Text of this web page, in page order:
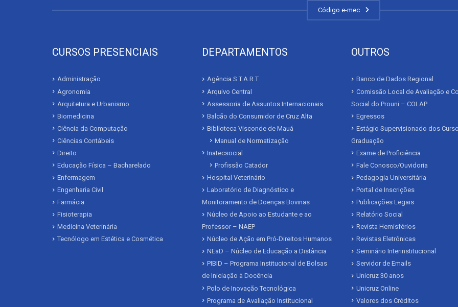
Código e-mec
CURSOS PRESENCIAIS
Administração
Agronomia
Arquitetura e Urbanismo
Biomedicina
Ciência da Computação
Ciências Contábeis
Direito
Educação Física – Bacharelado
Enfermagem
Engenharia Civil
Farmácia
Fisioterapia
Medicina Veterinária
Tecnólogo em Estética e Cosmética
DEPARTAMENTOS
Agência S.T.A.R.T.
Arquivo Central
Assessoria de Assuntos Internacionais
Balcão do Consumidor de Cruz Alta
Biblioteca Visconde de Mauá
Manual de Normatização
Inatecsocial
Profissão Catador
Hospital Veterinário
Laboratório de Diagnóstico e
Monitoramento de Doenças Bovinas
Núcleo de Apoio ao Estudante e ao
Professor – NAEP
Núcleo de Ação em Pró-Direitos Humanos
NEaD – Núcleo de Educação a Distância
PIBID – Programa Institucional de Bolsas
de Iniciação à Docência
Polo de Inovação Tecnológica
Programa de Avaliação Institucional
OUTROS
Banco de Dados Regional
Comissão Local de Avaliação e
Social do Prouni – COLAP
Egressos
Estágio Supervisionado dos
Graduação
Exame de Proficiência
Fale Conosco/Ouvidoria
Pedagogia Universitária
Portal de Inscrições
Publicações Legais
Relatório Social
Revista Hemisférios
Revistas Eletrônicas
Seminário Interinstitucional
Servidor de Emails
Unicruz 30 anos
Unicruz Online
Valores dos Créditos